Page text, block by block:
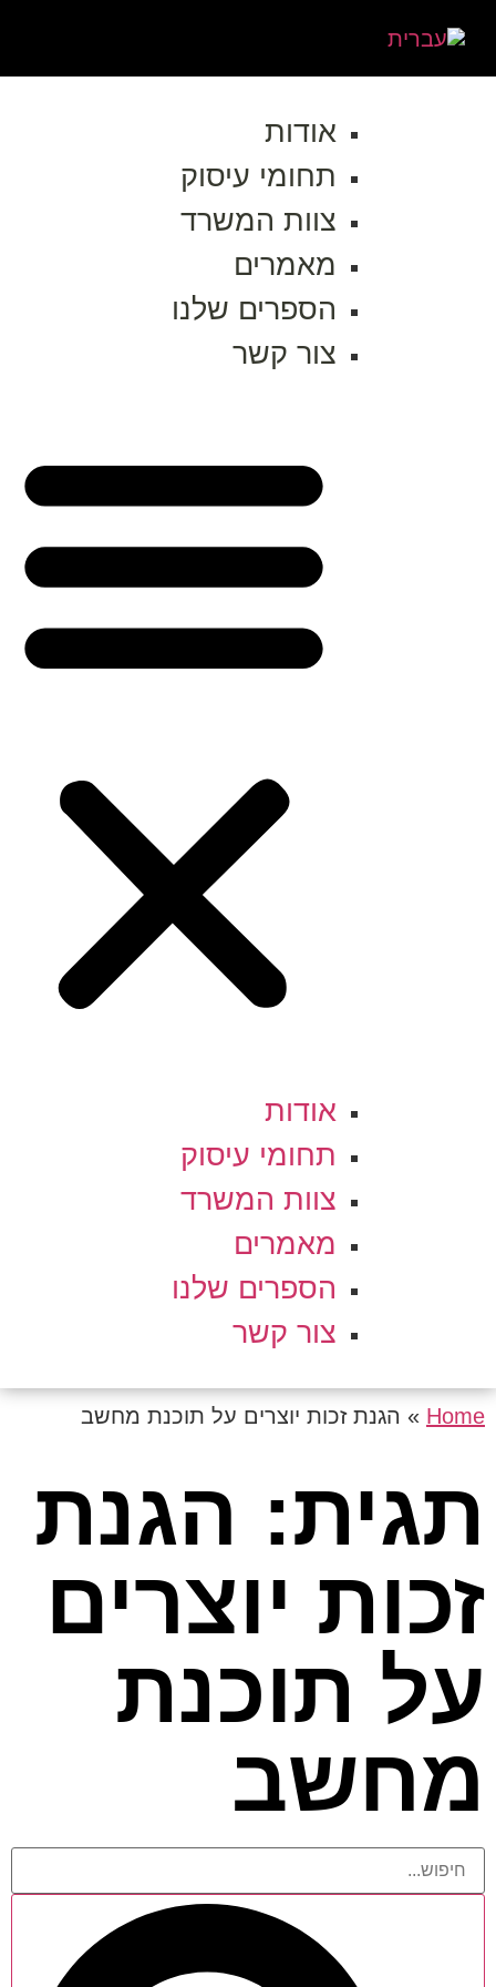
אודות
תחומי עיסוק
צוות המשרד
מאמרים
הספרים שלנו
צור קשר
אודות
תחומי עיסוק
צוות המשרד
מאמרים
הספרים שלנו
צור קשר
Home
» הגנת זכות יוצרים על תוכנת מחשב
תגית: הגנת
זכות יוצרים
על תוכנת
מחשב